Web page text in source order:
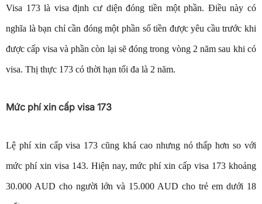
Visa 173 là visa định cư diện đóng tiền một phần. Điều này có
nghĩa là bạn chỉ cần đóng một phần số tiền được yêu cầu trước khi
được cấp visa và phần còn lại sẽ đóng trong vòng 2 năm sau khi có
visa. Thị thực 173 có thời hạn tối đa là 2 năm.
Mức phí xin cấp visa 173
Lệ phí xin cấp visa 173 cũng khá cao nhưng nó thấp hơn so với
mức phí xin visa 143. Hiện nay, mức phí xin cấp visa 173 khoảng
30.000 AUD cho người lớn và 15.000 AUD cho trẻ em dưới 18